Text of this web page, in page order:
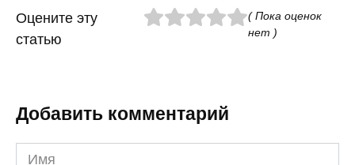
Оцените эту
статью
( Пока оценок
нет )
Добавить комментарий
Имя